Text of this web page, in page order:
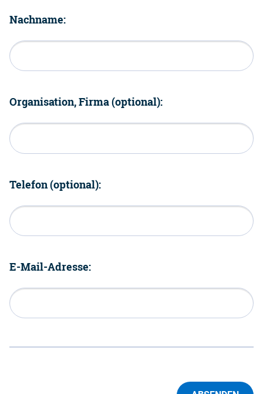
Nachname:
Organisation, Firma (optional):
Telefon (optional):
E-Mail-Adresse: